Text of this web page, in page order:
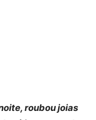
roubou joias